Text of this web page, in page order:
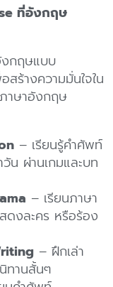
ที่อังกฤษ
งกฤษแบบ
ร้างความมั่นใจใน
าษาอังกฤษ
– เรียนรู้คำศัพท์
วัน ผ่านเกมและบท
– เรียนภาษา
ดงละคร หรือร้อง
– ฝึกเล่า
ทานสั้นๆ